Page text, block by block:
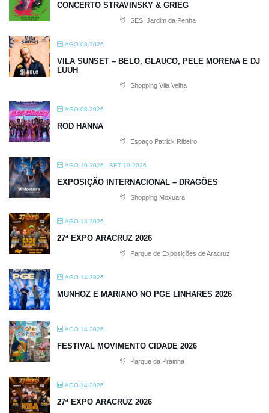
CONCERTO STRAVINSKY & GRIEG
SESI Jardim da Penha
AGO 08 2026
VILA SUNSET – BELO, GLAUCO, PELE MORENA E DJ
LUUH
Shopping Vila Velha
AGO 08 2026
ROD HANNA
Espaço Patrick Ribeiro
AGO 10 2026 - SET 10 2026
EXPOSIÇÃO INTERNACIONAL – DRAGÕES
Shopping Moxuara
AGO 13 2026
27ª EXPO ARACRUZ 2026
Parque de Exposições de Aracruz
AGO 14 2026
MUNHOZ E MARIANO NO PGE LINHARES 2026
AGO 14 2026
FESTIVAL MOVIMENTO CIDADE 2026
Parque da Prainha
AGO 14 2026
27ª EXPO ARACRUZ 2026